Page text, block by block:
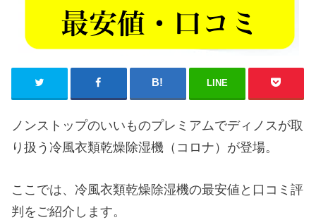
LINE
ノンストップのいいものプレミアムでディノスが取
り扱う冷風衣類乾燥除湿機（コロナ）が登場。
ここでは、冷風衣類乾燥除湿機の最安値と口コミ評
判をご紹介します。